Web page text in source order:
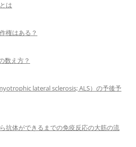
は
権はある？
数え方？
lateral sclerosis; ALS）の予後予
抗体ができるまでの免疫反応の大筋の流